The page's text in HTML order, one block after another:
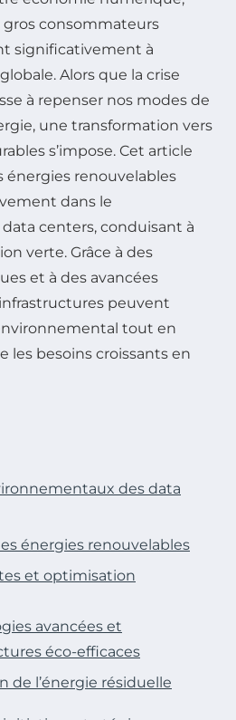
gros consommateurs
significativement à
Alors que la crise
à repenser nos modes de
une transformation vers
s’impose. Cet article
renouvelables
dans le
centers, conduisant à
verte. Grâce à des
et à des avancées
peuvent
tout en
les besoins croissants en
des data
énergies renouvelables
et optimisation
avancées et
éco-efficaces
de l’énergie résiduelle